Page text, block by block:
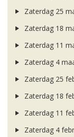
Zaterdag 25
Zaterdag 18
Zaterdag 11
Zaterdag 4
Zaterdag 25
Zaterdag 18
Zaterdag 11
Zaterdag 4